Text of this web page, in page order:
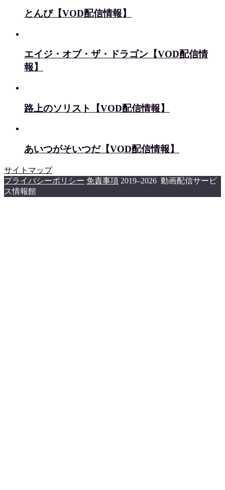
とんび【VOD配信情報】
エイジ・オブ・ザ・ドラゴン【VOD配信情
報】
路上のソリスト【VOD配信情報】
あいつがそいつだ【VOD配信情報】
サイトマップ
プライバシーポリシー 免責事項 2019–2026 動画配信サービ
ス情報館